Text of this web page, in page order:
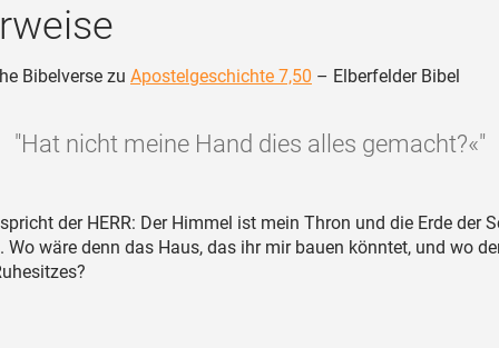
Bibelverse zu Apostelgeschichte 7,50 – Elberfelder Bibel
"Hat nicht meine Hand dies alles gemacht?«"
der HERR: Der Himmel ist mein Thron und die Erde der
Wo wäre denn das Haus, das ihr mir bauen könntet, und wo